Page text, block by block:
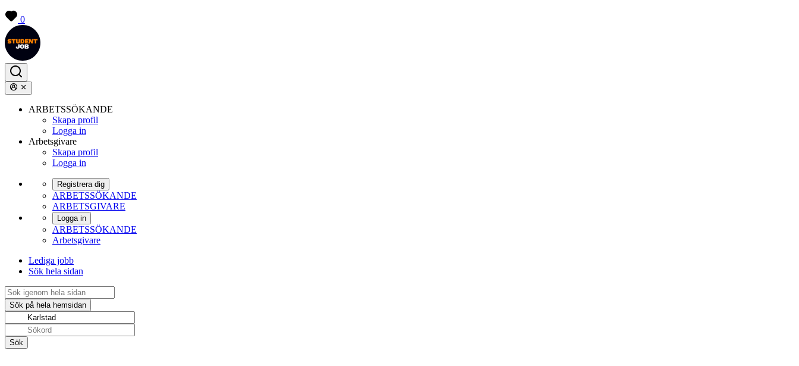
0
ARBETSSÖKANDE
Skapa profil
Logga in
Arbetsgivare
Skapa profil
Logga in
Registrera dig
ARBETSSÖKANDE
ARBETSGIVARE
Logga in
ARBETSSÖKANDE
Arbetsgivare
Lediga jobb
Sök hela sidan